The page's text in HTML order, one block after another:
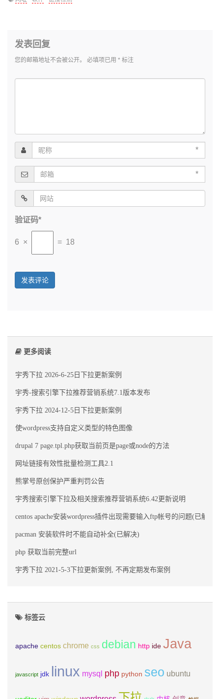
发表回复
您的邮箱地址不会被公开。 必填项已用 * 标注
*
*
验证码*
6 × = 18
更多阅读
宇秀下拉 2026-6-25日下拉更新案例
宇秀-搜索引擎下拉推荐营销系统7.1版本发布
宇秀下拉 2024-12-5日下拉更新案例
使wordpress支持自定义类型的特色图像
drupal 7 page.tpl.php获取当前页是page或node的方法
网址链接有效性批量检测工具2.1
熊掌号原创保护严重判罚公告
宇秀搜索引擎下拉及相关搜索推荐营销系统6.42更新说明
centos apache安装wordpress插件出现需要输入ftp帐号的问题(已解决)
pacman 安装软件时不能自动补全(已解决)
php 获取当前完整url
宇秀下拉 2021-5-3下拉更新案例, 不再定期发布案例
标签云
apache centos chrome css debian http ide Java
javascript jdk linux mysql php python seo ubuntu